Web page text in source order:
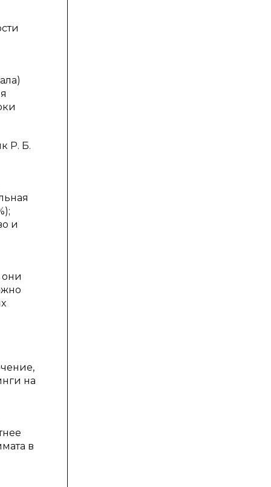
Р. Б.
и
они
на
в